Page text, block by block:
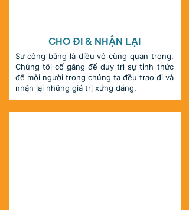
CHO ĐI & NHẬN LẠI
Sự công bằng là điều vô cùng quan trọng.
Chúng tôi cố gắng để duy trì sự tỉnh thức
để mỗi người trong chúng ta đều trao đi và
nhận lại những giá trị xứng đáng.